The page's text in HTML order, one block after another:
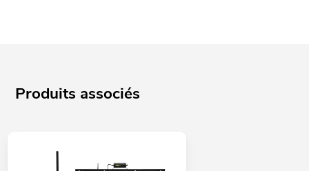
Produits associés